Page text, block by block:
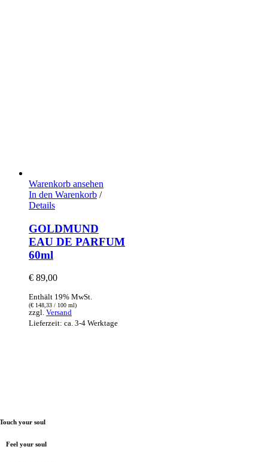
Warenkorb ansehen
In den Warenkorb /
Details
GOLDMUND
EAU DE PARFUM
60ml
€ 89,00
Enthält 19% MwSt.
(€ 148,33 / 100 ml)
zzgl. Versand
Lieferzeit: ca. 3-4 Werktage
Touch your soul
Feel your soul